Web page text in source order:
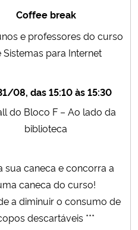
e Comunicações
Direitos Humanos
Coffee break
e professores do curso
Sistemas para Internet
08, das 15:10 às 15:30
do Bloco F – Ao lado da
biblioteca
sua caneca e concorra a
caneca do curso!
a diminuir o consumo de
descartáveis ***